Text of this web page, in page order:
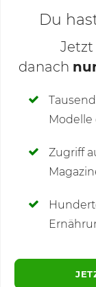
Deine
Du
Jetzt
danach
Zugriff